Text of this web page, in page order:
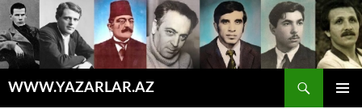
WWW.YAZARLAR.AZ